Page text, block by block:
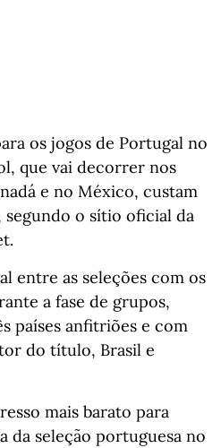
os jogos de Portugal no
que vai decorrer nos
e no México, custam
o sítio oficial da
entre as seleções com os
a fase de grupos,
países anfitriões e com
do título, Brasil e
mais barato para
da seleção portuguesa no